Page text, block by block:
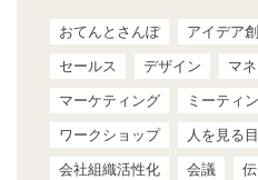
おてんとさんぽ アイデア
セールス
デザイン
マ
マーケティング
ミーティ
ワークショップ
人を見る目
会社組織活性化
会議